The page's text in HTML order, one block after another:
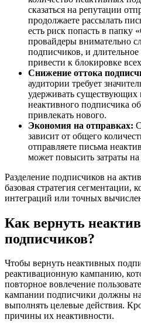
сказаться на репутации
продолжаете рассылать
есть риск попасть в папку
провайдеры внимательно
подписчиков, и
привести к блокировке
Снижение оттока
аудитории требует
удерживать существующих
неактивного подписчика
привлекать нового.
Экономия на отправках:
зависит от общего
отправляете письма
может повысить затраты
Разделение подписчиков на
базовая стратегия сегментации,
интеграций или точных
Как вернуть
подписчиков?
Чтобы вернуть неактивных
реактивационную кампанию,
повторное вовлечение
кампании подписчики должны
выполнять целевые действия.
причины их неактивности.